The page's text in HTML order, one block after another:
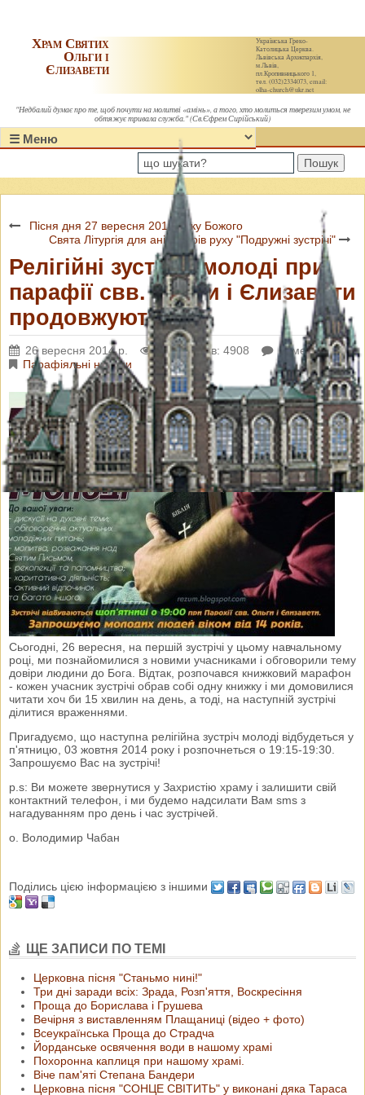
Українська Греко-
Католицька Церква.
Львівська Архиєпархія,
м.Львів,
пл.Кропивницького 1,
тел. (032)2334073, email:
olha-church@ukr.net
Храм Святих
Ольги і
Єлизавети
"Недбалий думає про те, щоб почути на молитві «амінь», а того, хто молиться тверезим умом, не
обтяжує тривала служба." (Св.Єфрем Сирійський)
Пошук
Пісня дня 27 вересня 2014 року Божого
Свята Літургія для аніматорів руху "Подружні зустрічі"
Релігійні зустрічі молоді при
парафії свв. Ольги і Єлизавети
продовжуються
26 вересня 2014 р. Переглядів: 4908
Коментарі: 0
Парафіяльні новини
Сьогодні, 26 вересня, на першій зустрічі у цьому навчальному
році, ми познайомилися з новими учасниками і обговорили тему
довіри людини до Бога. Відтак, розпочався книжковий марафон
- кожен учасник зустрічі обрав собі одну книжку і ми домовилися
читати хоч би 15 хвилин на день, а тоді, на наступній зустрічі
ділитися враженнями.
Пригадуємо, що наступна релігійна зустріч молоді відбудеться у
п'ятницю, 03 жовтня 2014 року і розпочнеться о 19:15-19:30.
Запрошуємо Вас на зустрічі!
p.s: Ви можете звернутися у Захристію храму і залишити свій
контактний телефон, і ми будемо надсилати Вам sms з
нагадуванням про день і час зустрічей.
o. Володимир Чабан
Поділись цією інформацією з іншими
ЩЕ ЗАПИСИ ПО ТЕМІ
Церковна пісня "Станьмо нині!"
Три дні заради всіх: Зрада, Розп'яття, Воскресіння
Проща до Борислава і Грушева
Вечірня з виставленням Плащаниці (відео + фото)
Всеукраїнська Проща до Страдча
Йорданське освячення води в нашому храмі
Похоронна каплиця при нашому храмі.
Віче пам'яті Степана Бандери
Церковна пісня "СОНЦЕ СВІТИТЬ" у виконані дяка Тараса